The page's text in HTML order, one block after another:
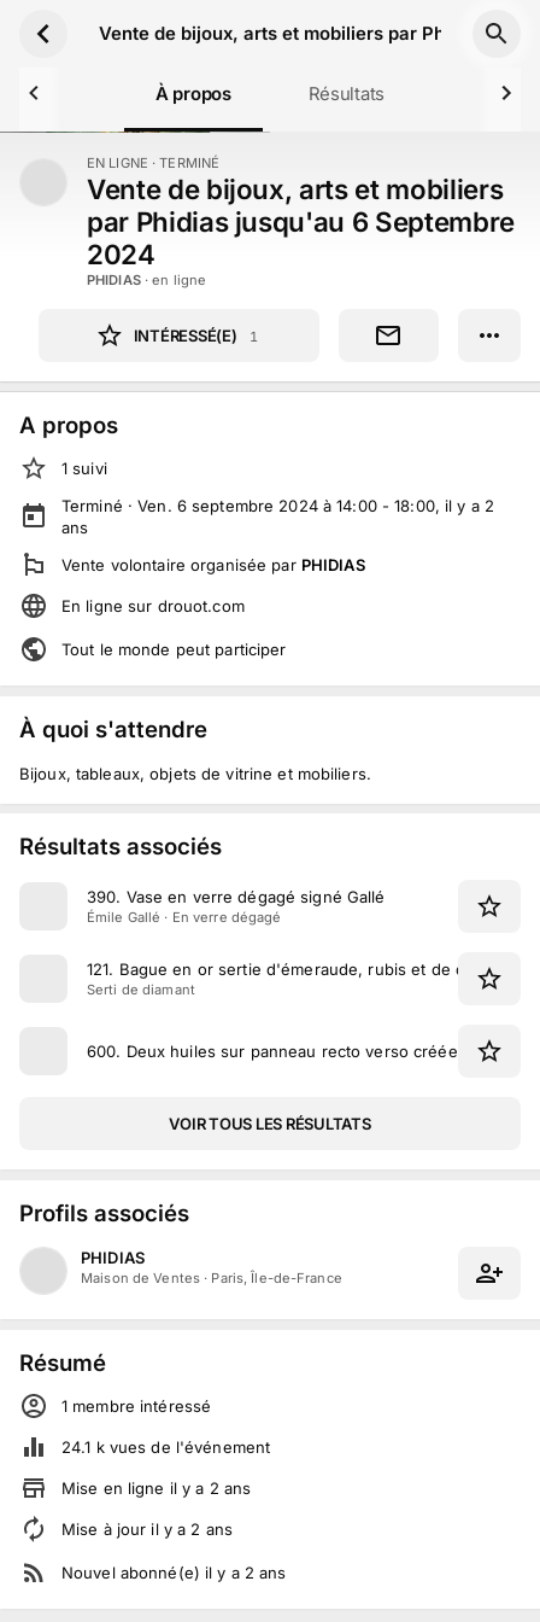
Vente de bijoux, arts et mobiliers par Phidias
À propos Résultats
EN LIGNE · TERMINÉ
Vente de bijoux, arts et mobiliers
par Phidias jusqu'au 6 Septembre
2024
PHIDIAS· en ligne
INTÉRESSÉ(E) 1
A propos
1 suivi
Terminé ·Ven. 6 septembre 2024 à 14:00 - 18:00, il y a 2
ans
Vente volontaire organisée par PHIDIAS
En ligne sur drouot.com
Tout le monde peut participer
À quoi s'attendre
Bijoux, tableaux, objets de vitrine et mobiliers.
Résultats associés
390. Vase en verre dégagé signé Gallé
Émile Gallé · En verre dégagé
121. Bague en or sertie d'émeraude, rubis et de diamants
Serti de diamant
600. Deux huiles sur panneau recto verso créées par
VOIR TOUS LES RÉSULTATS
Profils associés
PHIDIAS
Maison de Ventes · Paris, Île-de-France
Résumé
1 membre intéressé
24.1 kvues de l'événement
Mise en ligne il y a 2 ans
Mise à jour il y a 2 ans
Nouvel abonné(e) il y a 2 ans